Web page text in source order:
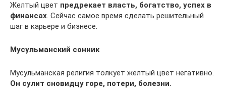
Желтый цвет предрекает власть, богатство, успех в
финансах. Сейчас самое время сделать решительный
шаг в карьере и бизнесе.
Мусульманский сонник
Мусульманская религия толкует желтый цвет негативно.
Он сулит сновидцу горе, потери, болезни.